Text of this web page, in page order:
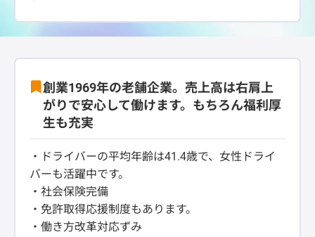
創業1969年の老舗企業。売上高は右肩上
がりで安心して働けます。もちろん福利厚
生も充実
・ドライバーの平均年齢は41.4歳で、女性ドライ
バーも活躍中です。
・社会保険完備
・免許取得応援制度もあります。
・働き方改革対応ずみ